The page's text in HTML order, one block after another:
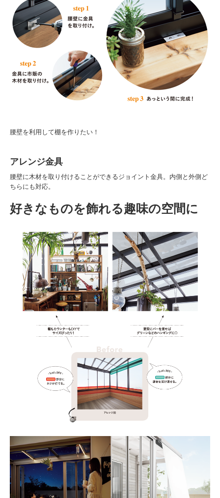
腰壁を利用して棚を作りたい！
アレンジ金具
腰壁に木材を取り付けることができるジョイント金具。内側と外側ど
ちらにも対応。
好きなものを飾れる趣味の空間に